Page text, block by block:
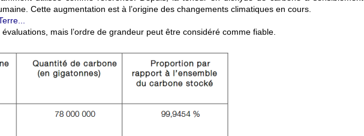
Cette augmentation est à l’origine des changements climatiques en cours.
mais l’ordre de grandeur peut être considéré comme fiable.